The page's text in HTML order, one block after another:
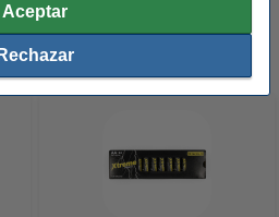
Aceptar
Rechazar
destacados